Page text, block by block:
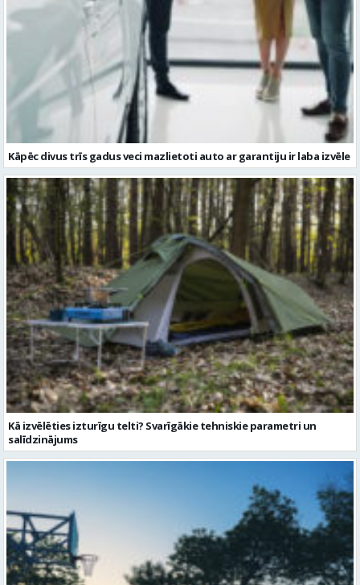
Kāpēc divus trīs gadus veci mazlietoti auto ar garantiju ir laba izvēle
Kā izvēlēties izturīgu telti? Svarīgākie tehniskie parametri un
salīdzinājums